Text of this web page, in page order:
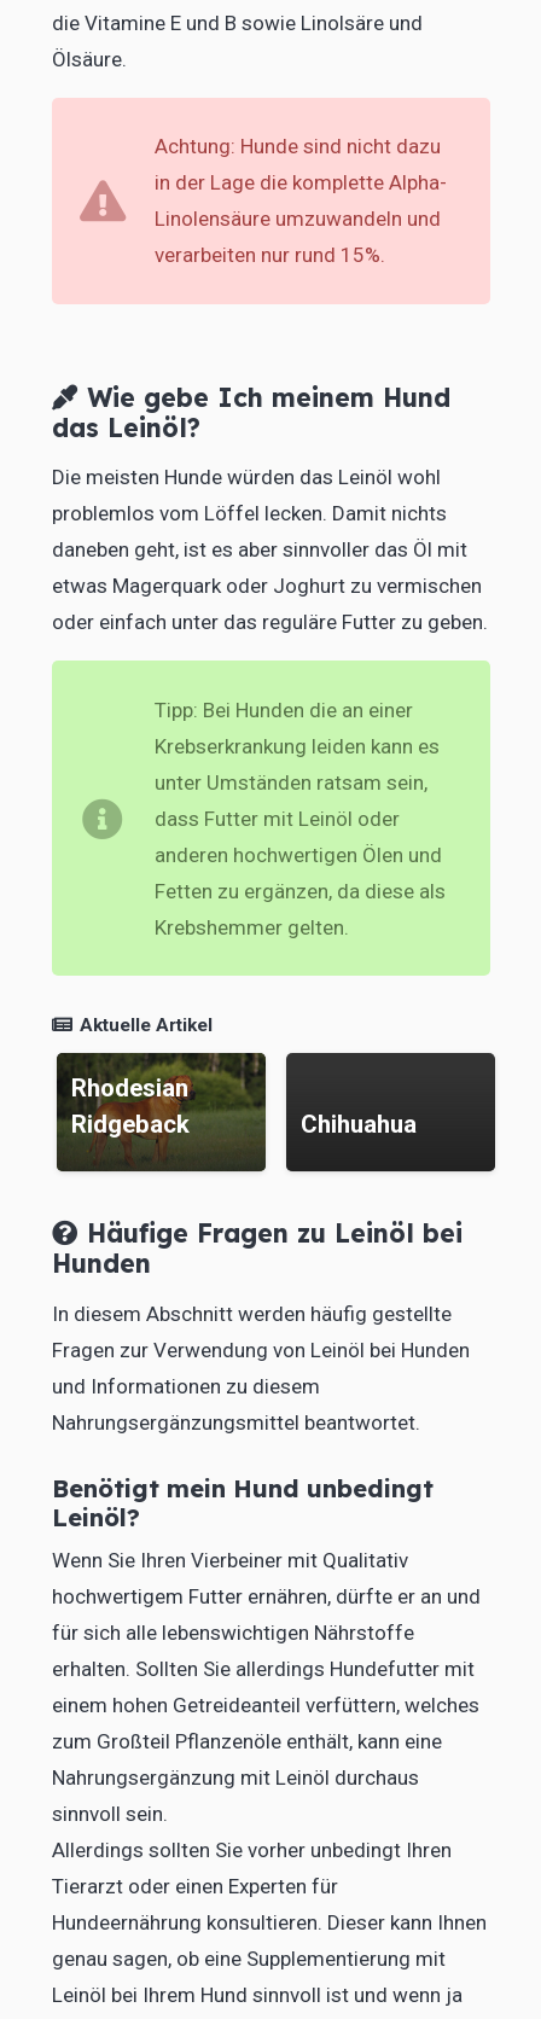
die Vitamine E und B sowie Linolsäre und
Ölsäure.
Achtung: Hunde sind nicht dazu
in der Lage die komplette Alpha-
Linolensäure umzuwandeln und
verarbeiten nur rund 15%.
Wie gebe Ich meinem Hund
das Leinöl?
Die meisten Hunde würden das Leinöl wohl
problemlos vom Löffel lecken. Damit nichts
daneben geht, ist es aber sinnvoller das Öl mit
etwas Magerquark oder Joghurtzu vermischen
oder einfach unter das reguläre Futter zu geben.
Tipp: Bei Hunden die an einer
Krebserkrankung leiden kann es
unter Umständen ratsam sein,
dass Futter mit Leinöl oder
anderen hochwertigen Ölen und
Fetten zu ergänzen, da diese als
Krebshemmer gelten.
Aktuelle Artikel
Rhodesian
Ridgeback
Chihuahua
Häufige Fragen zu Leinöl bei
Hunden
In diesem Abschnitt werden häufig gestellte
Fragen zur Verwendung von Leinöl bei Hunden
und Informationen zu diesem
Nahrungsergänzungsmittel beantwortet.
Benötigt mein Hund unbedingt
Leinöl?
Wenn Sie Ihren Vierbeiner mit Qualitativ
hochwertigem Futter ernähren, dürfte er an und
für sich alle lebenswichtigen Nährstoffe
erhalten. Sollten Sie allerdings Hundefutter mit
einem hohen Getreideanteil verfüttern, welches
zum Großteil Pflanzenöle enthält, kann eine
Nahrungsergänzung mit Leinöl durchaus
sinnvoll sein.
Allerdings sollten Sie vorher unbedingt Ihren
Tierarzt oder einen Experten für
Hundeernährung konsultieren. Dieser kann Ihnen
genau sagen, ob eine Supplementierung mit
Leinöl bei Ihrem Hund sinnvoll ist und wenn ja